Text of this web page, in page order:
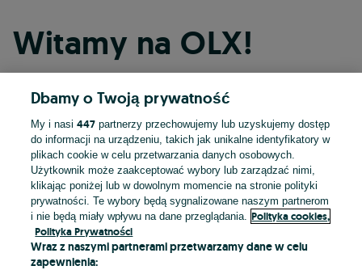
Witamy na OLX!
Kontynuuj przez Facebooka
Kontynuuj przez konto Apple
Kontynuuj przez konto Google
LUB
Dbamy o Twoją prywatność
My i nasi447 partnerzy przechowujemy lub uzyskujemy dostęp
do informacji na urządzeniu, takich jak unikalne identyfikatory w
plikach cookie w celu przetwarzania danych osobowych.
Użytkownik może zaakceptować wybory lub zarządzać nimi,
klikając poniżej lub w dowolnym momencie na stronie polityki
prywatności. Te wybory będą sygnalizowane naszym partnerom
i nie będą miały wpływu na dane przeglądania.
Polityka cookies,
Polityka Prywatności
Wraz z naszymi partnerami przetwarzamy dane w celu
zapewnienia: